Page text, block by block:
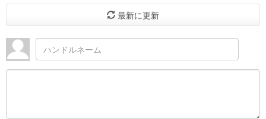
最新に更新